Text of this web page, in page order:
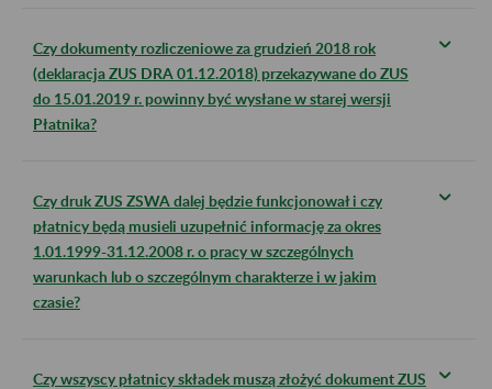
Czy dokumenty rozliczeniowe za grudzień 2018 rok
(deklaracja ZUS DRA 01.12.2018) przekazywane do ZUS
do 15.01.2019 r. powinny być wysłane w starej wersji
Płatnika?
Czy druk ZUS ZSWA dalej będzie funkcjonował i czy
płatnicy będą musieli uzupełnić informację za okres
1.01.1999-31.12.2008 r. o pracy w szczególnych
warunkach lub o szczególnym charakterze i w jakim
czasie?
Czy wszyscy płatnicy składek muszą złożyć dokument ZUS